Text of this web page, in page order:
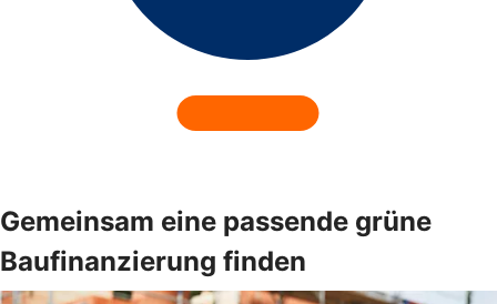
Gemeinsam eine passende grüne
Baufinanzierung finden